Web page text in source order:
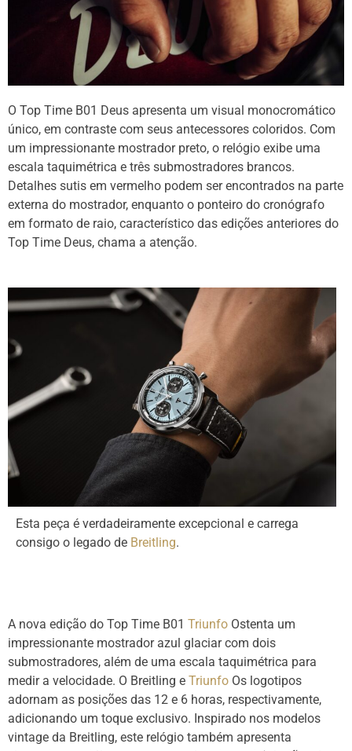
O Top Time B01 Deus apresenta um visual monocromático
único, em contraste com seus antecessores coloridos. Com
um impressionante mostrador preto, o relógio exibe uma
escala taquimétrica e três submostradores brancos.
Detalhes sutis em vermelho podem ser encontrados na parte
externa do mostrador, enquanto o ponteiro do cronógrafo
em formato de raio, característico das edições anteriores do
Top Time Deus, chama a atenção.
Esta peça é verdadeiramente excepcional e carrega
consigo o legado de Breitling.
A nova edição do Top Time B01 Triunfo Ostenta um
impressionante mostrador azul glaciar com dois
submostradores, além de uma escala taquimétrica para
medir a velocidade. O Breitling e Triunfo Os logotipos
adornam as posições das 12 e 6 horas, respectivamente,
adicionando um toque exclusivo. Inspirado nos modelos
vintage da Breitling, este relógio também apresenta